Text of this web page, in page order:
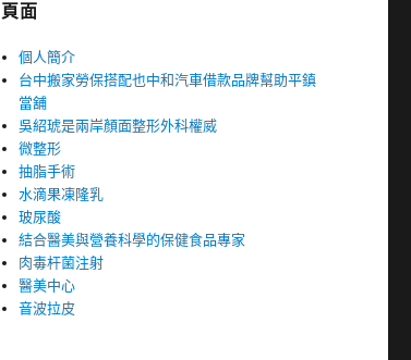
頁面
個人簡介
台中搬家勞保搭配也中和汽車借款品牌幫助平鎮
當舖
吳紹琥是兩岸顏面整形外科權威
微整形
抽脂手術
水滴果凍隆乳
玻尿酸
結合醫美與營養科學的保健食品專家
肉毒杆菌注射
醫美中心
音波拉皮